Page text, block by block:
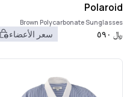
Polaroid
Brown Polycarbonate Sunglasses
﷼ ٥٩٠ سعر الأعضاء